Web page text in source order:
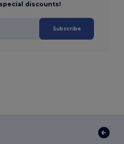
discounts!
Subscribe